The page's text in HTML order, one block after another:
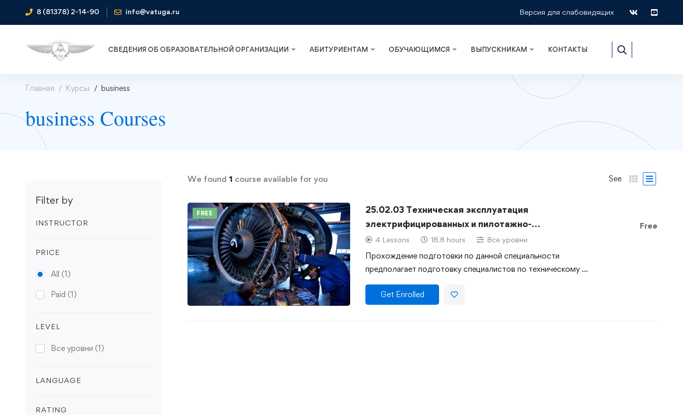
8 (81378) 2-14-90 info@vatuga.ru Версия для слабовидящих
СВЕДЕНИЯ ОБ ОБРАЗОВАТЕЛЬНОЙ ОРГАНИЗАЦИИ АБИТУРИЕНТАМ ОБУЧАЮЩИМСЯ ВЫПУСКНИКАМ КОНТАКТЫ
Главная Курсы business
business Courses
Filter by
INSTRUCTOR
PRICE
All (1)
Paid (1)
LEVEL
Все уровни (1)
LANGUAGE
RATING
We found 1 course available for you See
FREE
25.02.03 Техническая эксплуатация
электрифицированных и пилотажно-
навигационных комплексов
4 Lessons 18.8 hours Все уровни
Прохождение подготовки по данной специальности
предполагает подготовку специалистов по техническому …
Free
Get Enrolled